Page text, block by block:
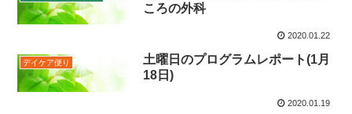
ころの外科
2020.01.22
デイケア便り
土曜日のプログラムレポート(1月
18日)
2020.01.19